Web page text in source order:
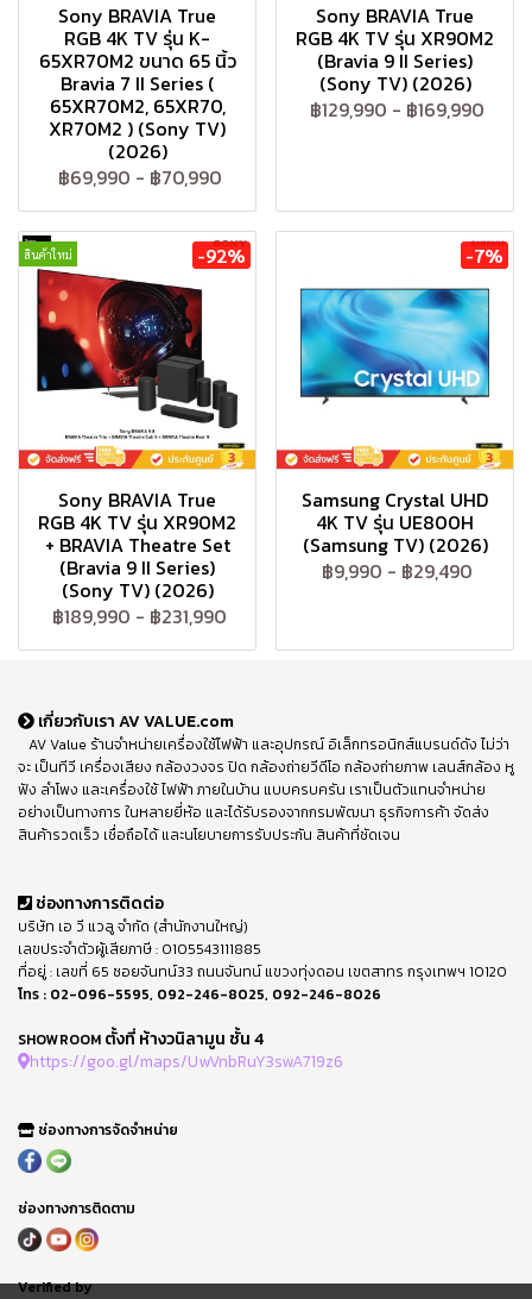
Sony BRAVIA True
RGB 4K TV รุ่น K-
65XR70M2 ขนาด 65 นิ้ว
Bravia 7 II Series (
65XR70M2, 65XR70,
XR70M2 ) (Sony TV)
(2026)
฿69,990 - ฿70,990
Sony BRAVIA True
RGB 4K TV รุ่น XR90M2
(Bravia 9 II Series)
(Sony TV) (2026)
฿129,990 - ฿169,990
สินค้าใหม่ -92%
Sony BRAVIA True
RGB 4K TV รุ่น XR90M2
+ BRAVIA Theatre Set
(Bravia 9 II Series)
(Sony TV) (2026)
฿189,990 - ฿231,990
-7%
Samsung Crystal UHD
4K TV รุ่น UE800H
(Samsung TV) (2026)
฿9,990 - ฿29,490
เกี่ยวกับเรา AV VALUE.com
AV Value ร้านจำหน่ายเครื่องใช้ไฟฟ้า และอุปกรณ์ อิเล็กทรอนิกส์แบรนด์ดัง ไม่ว่า
จะ เป็นทีวี เครื่องเสียง กล้องวงจร ปิด กล้องถ่ายวีดีโอ กล้องถ่ายภาพ เลนส์กล้อง หู
ฟัง ลำโพง และเครื่องใช้ ไฟฟ้า ภายในบ้าน แบบครบครัน เราเป็นตัวแทนจำหน่าย
อย่างเป็นทางการ ในหลายยี่ห้อ และได้รับรองจากกรมพัฒนา ธุรกิจการค้า จัดส่ง
สินค้ารวดเร็ว เชื่อถือได้ และนโยบายการรับประกัน สินค้าที่ชัดเจน
ช่องทางการติดต่อ
บริษัท เอ วี แวลู จำกัด (สำนักงานใหญ่)
เลขประจำตัวผู้เสียภาษี : 0105543111885
ที่อยู่ : เลขที่ 65 ซอยจันทน์33 ถนนจันทน์ แขวงทุ่งดอน เขตสาทร กรุงเทพฯ 10120
โทร : 02-096-5595, 092-246-8025, 092-246-8026
SHOWROOM ตั้งที่ ห้างวนิลามูน ชั้น 4
https://goo.gl/maps/UwVnbRuY3swA719z6
ช่องทางการจัดจำหน่าย
ช่องทางการติดตาม
Verified by